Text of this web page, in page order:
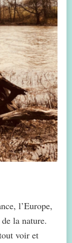
l’Europe,
la nature.
voir et